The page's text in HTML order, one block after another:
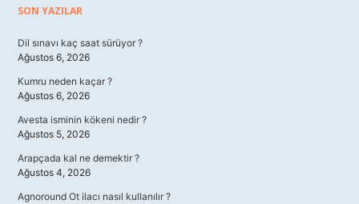
Sidebar
SON YAZILAR
Dil sınavı kaç saat sürüyor ?
Ağustos 6, 2026
Kumru neden kaçar ?
Ağustos 6, 2026
Avesta isminin kökeni nedir ?
Ağustos 5, 2026
Arapçada kal ne demektir ?
Ağustos 4, 2026
Agnoround Ot ilacı nasıl kullanılır ?